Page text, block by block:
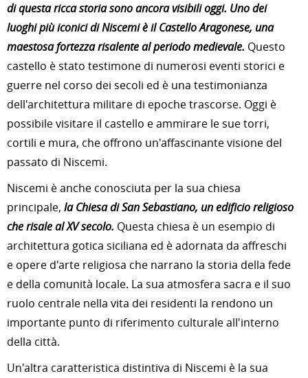
di questa ricca storia sono ancora visibili oggi. Uno dei
luoghi più iconici di Niscemi è il Castello Aragonese, una
maestosa fortezza risalente al periodo medievale. Questo
castello è stato testimone di numerosi eventi storici e
guerre nel corso dei secoli ed è una testimonianza
dell'architettura militare di epoche trascorse. Oggi è
possibile visitare il castello e ammirare le sue torri,
cortili e mura, che offrono un'affascinante visione del
passato di Niscemi.
Niscemi è anche conosciuta per la sua chiesa
principale, la Chiesa di San Sebastiano, un edificio religioso
che risale al XV secolo. Questa chiesa è un esempio di
architettura gotica siciliana ed è adornata da affreschi
e opere d'arte religiosa che narrano la storia della fede
e della comunità locale. La sua atmosfera sacra e il suo
ruolo centrale nella vita dei residenti la rendono un
importante punto di riferimento culturale all'interno
della città.
Un'altra caratteristica distintiva di Niscemi è la sua